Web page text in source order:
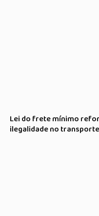
Lei do frete mínimo
ilegalidade no transporte